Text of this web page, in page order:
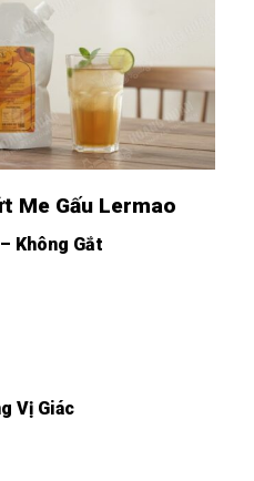
Me Gấu Lermao
Không Gắt
Vị Giác